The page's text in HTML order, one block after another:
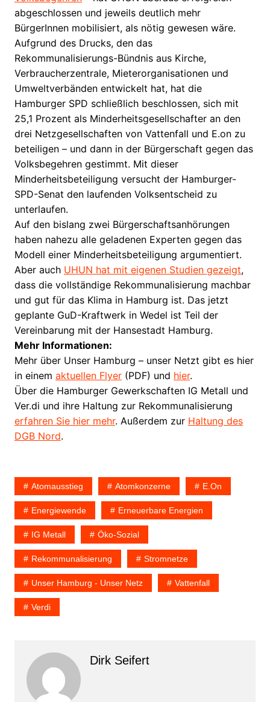
abgeschlossen und jeweils deutlich mehr
BürgerInnen mobilisiert, als nötig gewesen wäre.
Aufgrund des Drucks, den das
Rekommunalisierungs-Bündnis aus Kirche,
Verbraucherzentrale, Mieterorganisationen und
Umweltverbänden entwickelt hat, hat die
Hamburger SPD schließlich beschlossen, sich mit
25,1 Prozent als Minderheitsgesellschafter an den
drei Netzgesellschaften von Vattenfall und E.on zu
beteiligen – und dann in der Bürgerschaft gegen das
Volksbegehren gestimmt. Mit dieser
Minderheitsbeteiligung versucht der Hamburger-
SPD-Senat den laufenden Volksentscheid zu
unterlaufen.
Auf den bislang zwei Bürgerschaftsanhörungen
haben nahezu alle geladenen Experten gegen das
Modell einer Minderheitsbeteiligung argumentiert.
Aber auch UHUN hat mit eigenen Studien gezeigt,
dass die vollständige Rekommunalisierung machbar
und gut für das Klima in Hamburg ist. Das jetzt
geplante GuD-Kraftwerk in Wedel ist Teil der
Vereinbarung mit der Hansestadt Hamburg.
Mehr Informationen:
Mehr über Unser Hamburg – unser Netzt gibt es hier
in einem aktuellen Flyer(PDF) und hier.
Über die Hamburger Gewerkschaften IG Metall und
Ver.di und ihre Haltung zur Rekommunalisierung
erfahren Sie hier mehr. Außerdem zur Haltung des
DGB Nord.
Atomausstieg Atomkonzerne E.on
Energiewende Erneuerbare Energien
IG Metall Öko-Sozial
Rekommunalisierung Stromnetze
Unser Hamburg - Unser Netz Vattenfall
Verdi
Dirk Seifert